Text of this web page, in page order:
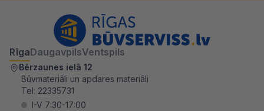
RīgaDaugavpilsVentspils
Bērzaunes ielā 12
Būvmateriāli un apdares materiāli
Tel: 22335731
I-V 7:30-17:00